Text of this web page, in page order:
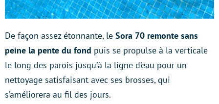
De façon assez étonnante, le Sora 70 remonte sans
peine la pente du fond puis se propulse à la verticale
le long des parois jusqu’à la ligne d’eau pour un
nettoyage satisfaisant avec ses brosses, qui
s’améliorera au fil des jours.